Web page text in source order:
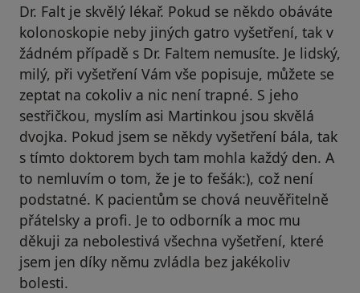
Dr. Falt je skvělý lékař. Pokud se někdo obáváte
kolonoskopie neby jiných gatro vyšetření, tak v
žádném případě s Dr. Faltem nemusíte. Je lidský,
milý, při vyšetření Vám vše popisuje, můžete se
zeptat na cokoliv a nic není trapné. S jeho
sestřičkou, myslím asi Martinkou jsou skvělá
dvojka. Pokud jsem se někdy vyšetření bála, tak
s tímto doktorem bych tam mohla každý den. A
to nemluvím o tom, že je to fešák:), což není
podstatné. K pacientům se chová neuvěřitelně
přátelsky a profi. Je to odborník a moc mu
děkuji za nebolestivá všechna vyšetření, které
jsem jen díky němu zvládla bez jakékoliv
bolesti.